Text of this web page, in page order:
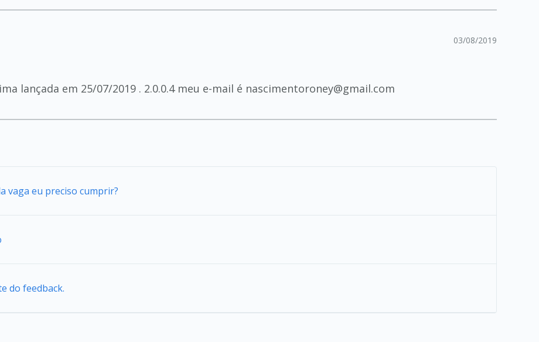
03/08/2019
lançada em 25/07/2019 . 2.0.0.4 meu e-mail é nascimentoroney@gmail.com
vaga eu preciso cumprir?
do feedback.